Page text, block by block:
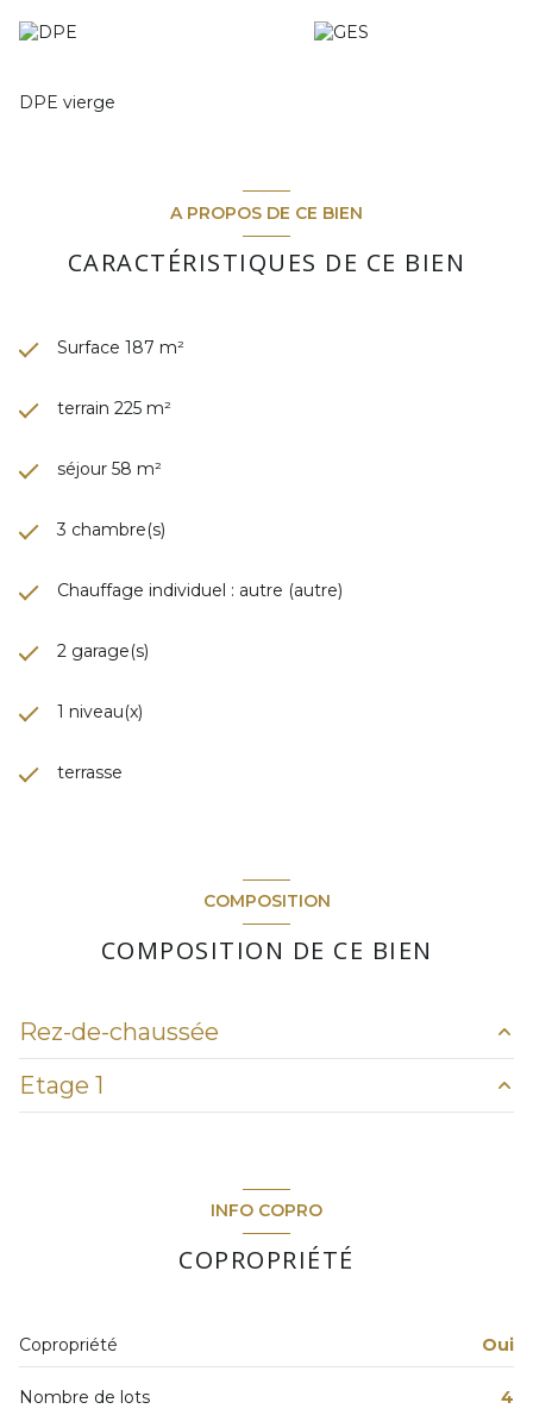
DPE vierge
A PROPOS DE CE BIEN
CARACTÉRISTIQUES DE CE BIEN
Surface 187 m²
terrain 225 m²
séjour 58 m²
3 chambre(s)
Chauffage individuel : autre (autre)
2 garage(s)
1 niveau(x)
terrasse
COMPOSITION
COMPOSITION DE CE BIEN
Rez-de-chaussée
salon/sejour
Etage 1
INFO COPRO
COPROPRIÉTÉ
Copropriété Oui
Nombre de lots 4